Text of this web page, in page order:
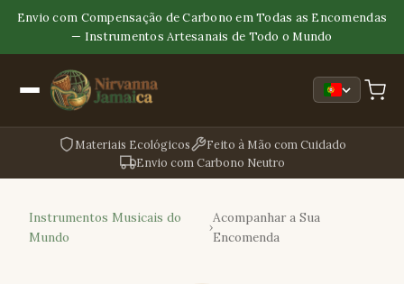
Envio com Compensação de Carbono em Todas as Encomendas
— Instrumentos Artesanais de Todo o Mundo
Materiais Ecológicos
Feito à Mão com Cuidado
Envio com Carbono Neutro
Instrumentos Musicais do
Mundo
›
Acompanhar a Sua
Encomenda